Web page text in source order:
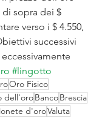
di sopra dei $
verso i $ 4.550,
successivi
#lingotto
Oro Fisico
dell'oroBancoBrescia
d'oroValuta